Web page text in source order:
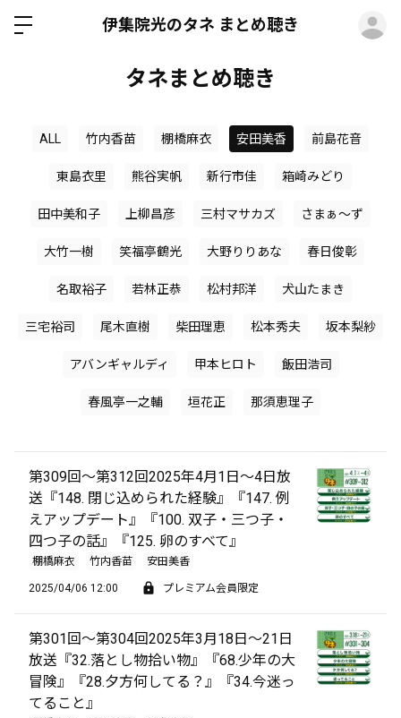
伊集院光のタネ まとめ聴き
タネまとめ聴き
ALL 竹内香苗 棚橋麻衣 安田美香 前島花音
東島衣里 熊谷実帆 新行市佳 箱崎みどり
田中美和子 上柳昌彦 三村マサカズ さまぁ～ず
大竹一樹 笑福亭鶴光 大野りりあな 春日俊彰
名取裕子 若林正恭 松村邦洋 犬山たまき
三宅裕司 尾木直樹 柴田理恵 松本秀夫 坂本梨紗
アバンギャルディ 甲本ヒロト 飯田浩司
春風亭一之輔 垣花正 那須恵理子
第309回～第312回2025年4月1日～4日放
送『148. 閉じ込められた経験』『147. 例
えアップデート』『100. 双子・三つ子・
四つ子の話』『125. 卵のすべて』
棚橋麻衣 竹内香苗 安田美香
2025/04/06 12:00 プレミアム会員限定
第301回～第304回2025年3月18日～21日
放送『32.落とし物拾い物』『68.少年の大
冒険』『28.夕方何してる？』『34.今迷っ
てること』